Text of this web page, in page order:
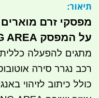
תיאור:
מפסקי זרם מוארים
על המפסק SEATING AREA
מתגים להפעלה כללית
רכב נגרר סירה
כולל כיתוב לזיהוי